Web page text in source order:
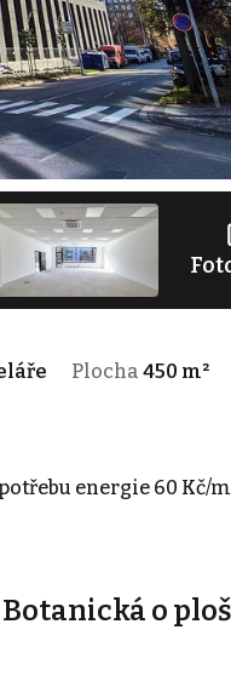
Plocha 450 m²
energie 60 Kč/
o